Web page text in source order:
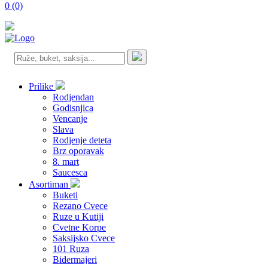
0 (0)
Prilike
Rodjendan
Godisnjica
Vencanje
Slava
Rodjenje deteta
Brz oporavak
8. mart
Saucesca
Asortiman
Buketi
Rezano Cvece
Ruze u Kutiji
Cvetne Korpe
Saksijsko Cvece
101 Ruza
Bidermajeri